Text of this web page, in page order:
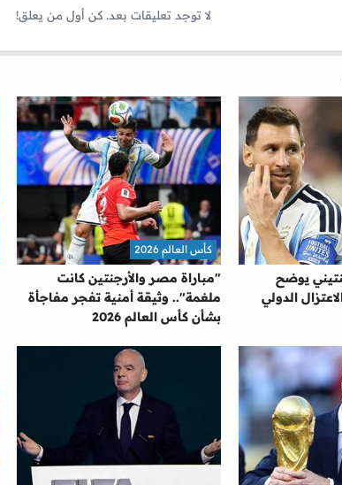
لا توجد تعليقات بعد. كن أول من يعلق!
يوضح
الدولي
"مباراة مصر والأرجنتين كانت
ملغمة".. وثيقة أمنية تفجر مفاجأة
بشأن كأس العالم 2026
كأس العالم 2026